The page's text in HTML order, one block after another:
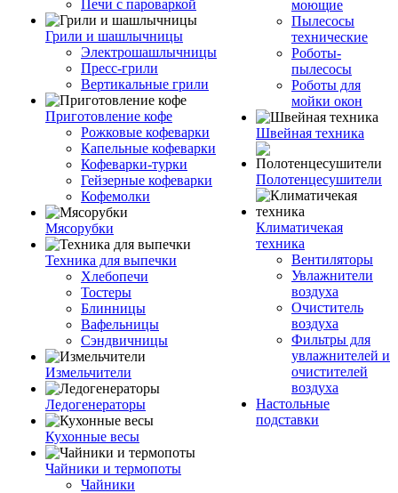
Печи с пароваркой
Грили и шашлычницы
Электрошашлычницы
Пресс-грили
Вертикальные грили
Приготовление кофе
Рожковые кофеварки
Капельные кофеварки
Кофеварки-турки
Гейзерные кофеварки
Кофемолки
Мясорубки
Техника для выпечки
Хлебопечи
Тостеры
Блинницы
Вафельницы
Сэндвичницы
Измельчители
Ледогенераторы
Кухонные весы
Чайники и термопоты
Чайники
моющие
Пылесосы
технические
Роботы-
пылесосы
Роботы для
мойки окон
Швейная техника
Полотенцесушители
Климатичекая
техника
Вентиляторы
Увлажнители
воздуха
Очиститель
воздуха
Фильтры для
увлажнителей и
очистителей
воздуха
Настольные
подставки